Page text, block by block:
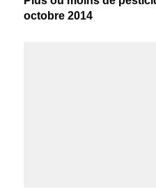
octobre 2014